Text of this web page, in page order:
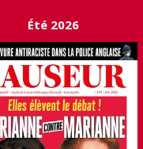
Été 2026